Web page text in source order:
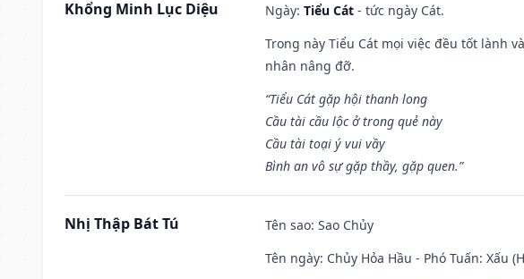
Khổng Minh Lục Diệu Ngày: Tiểu Cát - tức ngày Cát.
Trong này Tiểu Cát mọi việc đều tốt lành
nhân nâng đỡ.
“Tiểu Cát gặp hội thanh long
Cầu tài cầu lộc ở trong quẻ này
Cầu tài toại ý vui vầy
Bình an vô sự gặp thầy, gặp quen.”
Nhị Thập Bát Tú Tên sao: Sao Chủy
Tên ngày: Chủy Hỏa Hầu - Phó Tuấn: Xấu